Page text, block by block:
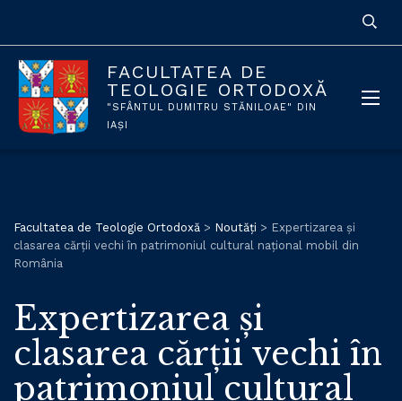
FACULTATEA DE
TEOLOGIE ORTODOXĂ
"SFÂNTUL DUMITRU STĂNILOAE" DIN
IAȘI
Facultatea de Teologie Ortodoxă > Noutăți > Expertizarea și
clasarea cărții vechi în patrimoniul cultural național mobil din
România
Expertizarea și
clasarea cărții vechi în
patrimoniul cultural